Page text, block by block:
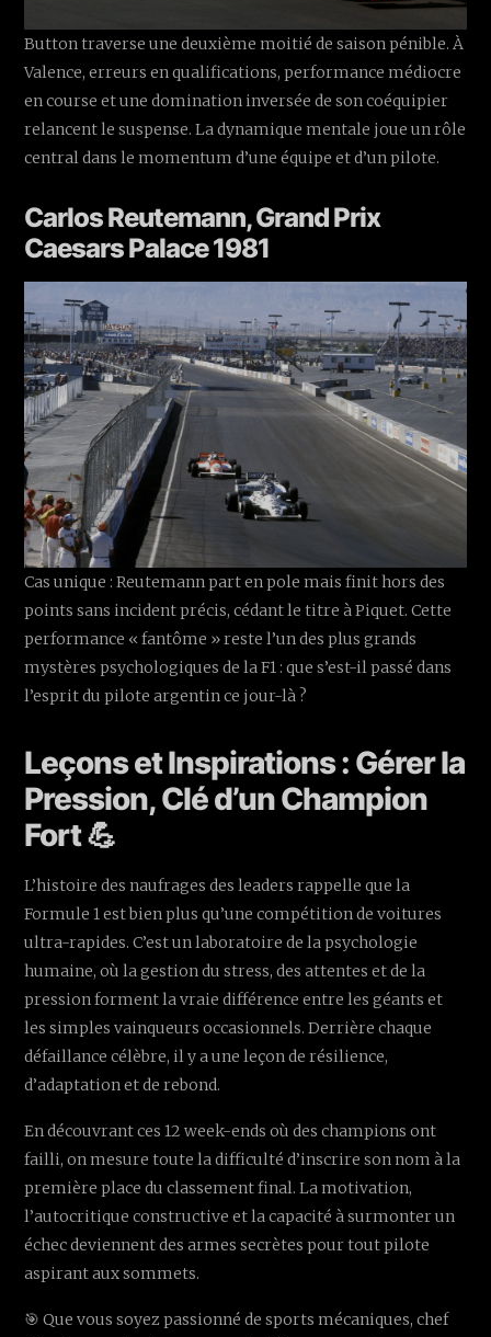
Button traverse une deuxième moitié de saison pénible. À
Valence, erreurs en qualifications, performance médiocre
en course et une domination inversée de son coéquipier
relancent le suspense. La dynamique mentale joue un rôle
central dans le momentum d’une équipe et d’un pilote.
Carlos Reutemann, Grand Prix
Caesars Palace 1981
Cas unique : Reutemann part en pole mais finit hors des
points sans incident précis, cédant le titre à Piquet. Cette
performance « fantôme » reste l’un des plus grands
mystères psychologiques de la F1 : que s’est-il passé dans
l’esprit du pilote argentin ce jour-là ?
Leçons et Inspirations : Gérer la
Pression, Clé d’un Champion
Fort 💪
L’histoire des naufrages des leaders rappelle que la
Formule 1 est bien plus qu’une compétition de voitures
ultra-rapides. C’est un laboratoire de la psychologie
humaine, où la gestion du stress, des attentes et de la
pression forment la vraie différence entre les géants et
les simples vainqueurs occasionnels. Derrière chaque
défaillance célèbre, il y a une leçon de résilience,
d’adaptation et de rebond.
En découvrant ces 12 week-ends où des champions ont
failli, on mesure toute la difficulté d’inscrire son nom à la
première place du classement final. La motivation,
l’autocritique constructive et la capacité à surmonter un
échec deviennent des armes secrètes pour tout pilote
aspirant aux sommets.
🎯 Que vous soyez passionné de sports mécaniques, chef